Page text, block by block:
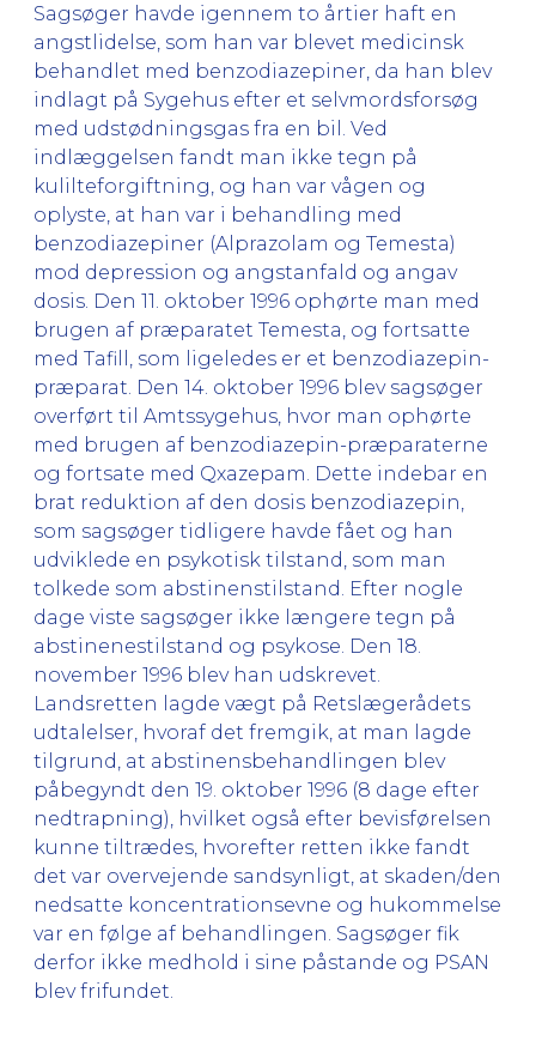
Sagsøger havde igennem to årtier haft en
angstlidelse, som han var blevet medicinsk
behandlet med benzodiazepiner, da han blev
indlagt på Sygehus efter et selvmordsforsøg
med udstødningsgas fra en bil. Ved
indlæggelsen fandt man ikke tegn på
kulilteforgiftning, og han var vågen og
oplyste, at han var i behandling med
benzodiazepiner (Alprazolam og Temesta)
mod depression og angstanfald og angav
dosis. Den 11. oktober 1996 ophørte man med
brugen af præparatet Temesta, og fortsatte
med Tafill, som ligeledes er et benzodiazepin-
præparat. Den 14. oktober 1996 blev sagsøger
overført til Amtssygehus, hvor man ophørte
med brugen af benzodiazepin-præparaterne
og fortsate med Qxazepam. Dette indebar en
brat reduktion af den dosis benzodiazepin,
som sagsøger tidligere havde fået og han
udviklede en psykotisk tilstand, som man
tolkede som abstinenstilstand. Efter nogle
dage viste sagsøger ikke længere tegn på
abstinenestilstand og psykose. Den 18.
november 1996 blev han udskrevet.
Landsretten lagde vægt på Retslægerådets
udtalelser, hvoraf det fremgik, at man lagde
tilgrund, at abstinensbehandlingen blev
påbegyndt den 19. oktober 1996 (8 dage efter
nedtrapning), hvilket også efter bevisførelsen
kunne tiltrædes, hvorefter retten ikke fandt
det var overvejende sandsynligt, at skaden/den
nedsatte koncentrationsevne og hukommelse
var en følge af behandlingen. Sagsøger fik
derfor ikke medhold i sine påstande og PSAN
blev frifundet.